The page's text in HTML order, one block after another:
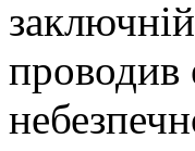
проводив